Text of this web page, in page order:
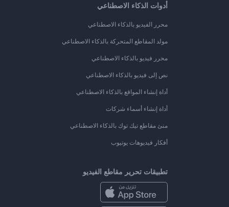
أدوات الذكاء الاصطناعي
محرر الفيديو بالذكاء الاصطناعي
مولد المقاطع المتحركة بالذكاء الاصطناعي
محرر فيديو بالذكاء الاصطناعي
نص إلى فيديو بالذكاء الاصطناعي
أداة إنشاء المواقع بالذكاء الاصطناعي
أداة إنشاء أسماء شركات
منئ مقاطع تيك توك بالذكاء الاصطناعي
أفكار فيديوهات يوتيوب
تطبيقات تحرير مقاطع الفيديو